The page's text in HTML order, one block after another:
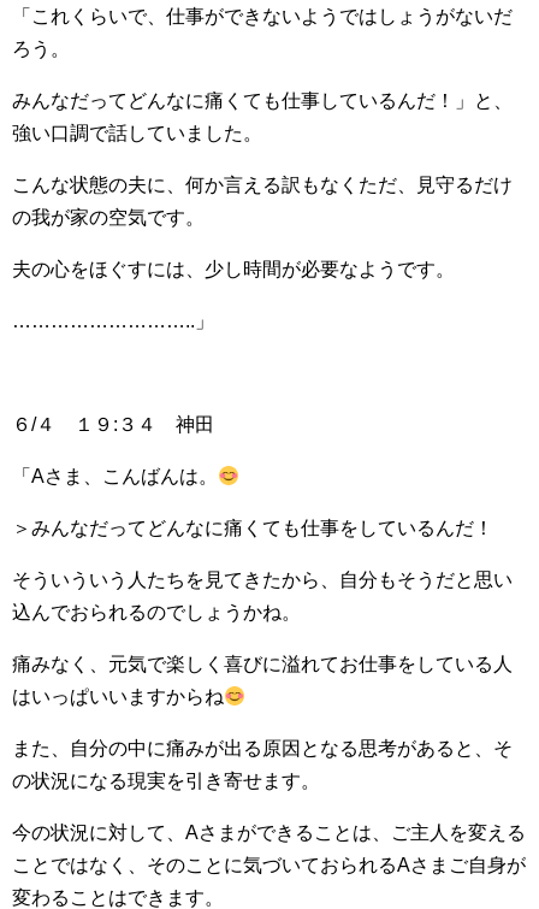
「これくらいで、仕事ができないようではしょうがないだ
ろう。
みんなだってどんなに痛くても仕事しているんだ！」と、
強い口調で話していました。
こんな状態の夫に、何か言える訳もなくただ、見守るだけ
の我が家の空気です。
夫の心をほぐすには、少し時間が必要なようです。
………………………..」
６/４ １９:３４ 神田
「Aさま、こんばんは。
＞みんなだってどんなに痛くても仕事をしているんだ！
そういういう人たちを見てきたから、自分もそうだと思い
込んでおられるのでしょうかね。
痛みなく、元気で楽しく喜びに溢れてお仕事をしている人
はいっぱいいますからね
また、自分の中に痛みが出る原因となる思考があると、そ
の状況になる現実を引き寄せます。
今の状況に対して、Aさまができることは、ご主人を変える
ことではなく、そのことに気づいておられるAさまご自身が
変わることはできます。